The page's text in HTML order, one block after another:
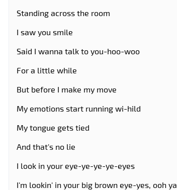
Standing across the room
I saw you smile
Said I wanna talk to you-hoo-woo
For a little while
But before I make my move
My emotions start running wi-hild
My tongue gets tied
And that's no lie
I look in your eye-ye-ye-ye-eyes
I'm lookin' in your big brown eye-yes, ooh ya